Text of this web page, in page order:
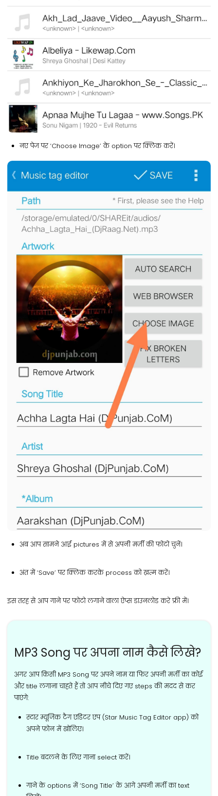
नए पेज पर ‘Choose Image’ के option पर क्लिक करें।
अब आप सामने आई pictures में से अपनी मर्ज़ी की फोटो चुनें।
अंत में ‘Save’ पर क्लिक करके process को ख़त्म करें।
इस तरह से आप गाने पर फोटो लगाने वाला ऐप्स डाउनलोड करे फ्री में।
MP3 Song पर अपना नाम कैसे लिखे?
अगर आप किसी MP3 Song पर अपने नाम या फिर अपनी मर्ज़ी का कोई
और title लगाना चाहते हैं तो आप नीचे दिए गए steps की मदद से कर
पाएंगे:
स्टार म्यूजिक टैग एडिटर एप (Star Music Tag Editor app) को
अपने फ़ोन में खोलिए।
Title बदलने के लिए गाना select करें।
गाने के options में ‘Song Title’ के आगे अपनी मर्ज़ी का text